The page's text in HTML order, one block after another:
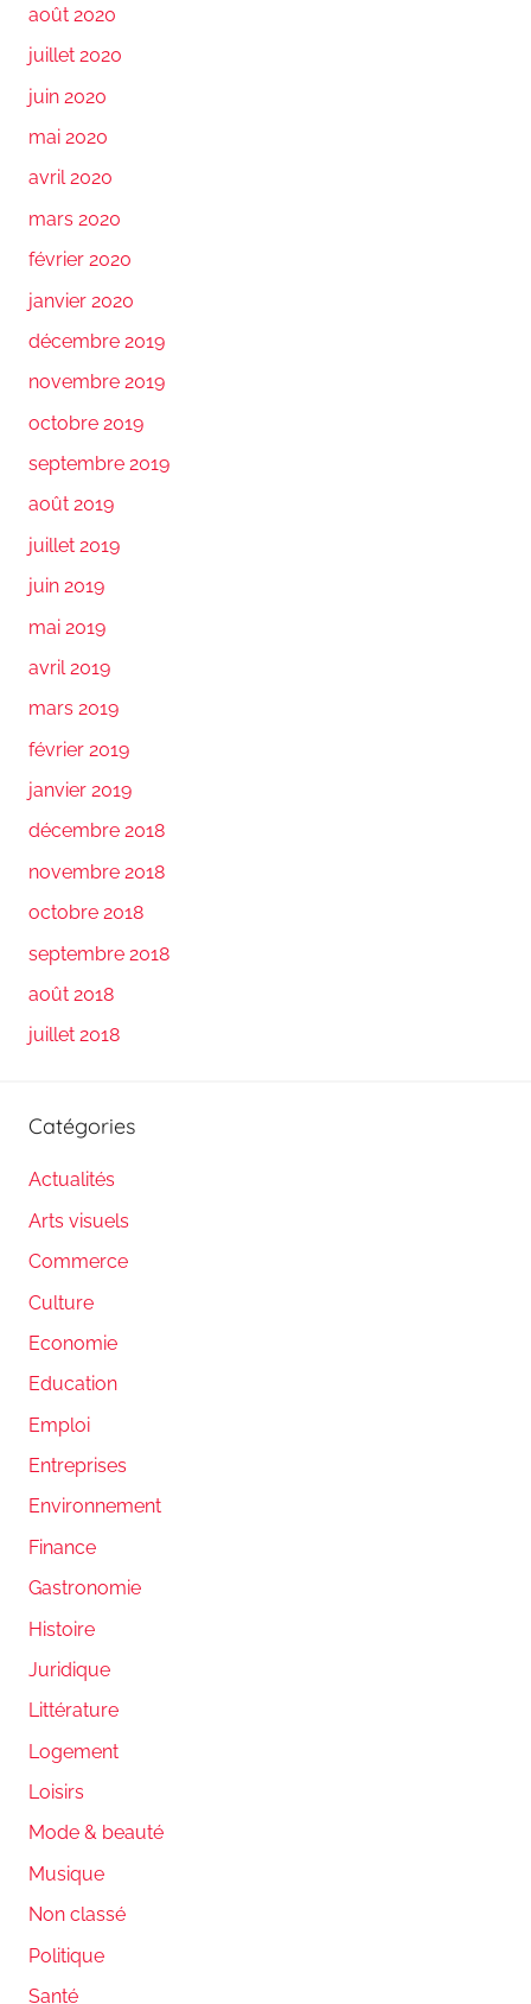
août 2020
juillet 2020
juin 2020
mai 2020
avril 2020
mars 2020
février 2020
janvier 2020
décembre 2019
novembre 2019
octobre 2019
septembre 2019
août 2019
juillet 2019
juin 2019
mai 2019
avril 2019
mars 2019
février 2019
janvier 2019
décembre 2018
novembre 2018
octobre 2018
septembre 2018
août 2018
juillet 2018
Catégories
Actualités
Arts visuels
Commerce
Culture
Economie
Education
Emploi
Entreprises
Environnement
Finance
Gastronomie
Histoire
Juridique
Littérature
Logement
Loisirs
Mode & beauté
Musique
Non classé
Politique
Santé